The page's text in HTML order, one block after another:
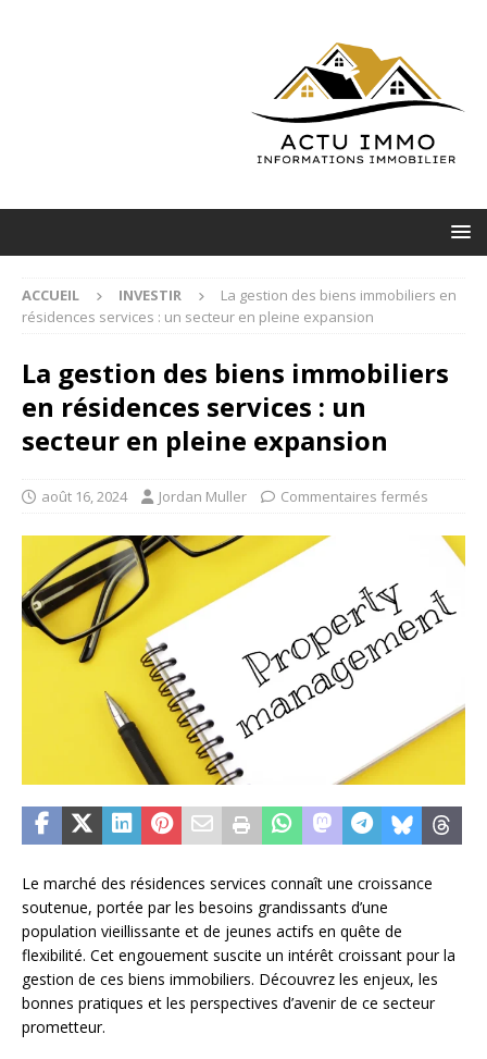
ACCUEIL INVESTIR
La gestion des biens immobiliers en
résidences services : un secteur en pleine expansion
La gestion des biens immobiliers
en résidences services : un
secteur en pleine expansion
août 16, 2024 Jordan Muller Commentaires fermés
Le marché des résidences services connaît une croissance
soutenue, portée par les besoins grandissants d’une
population vieillissante et de jeunes actifs en quête de
flexibilité. Cet engouement suscite un intérêt croissant pour la
gestion de ces biens immobiliers. Découvrez les enjeux, les
bonnes pratiques et les perspectives d’avenir de ce secteur
prometteur.